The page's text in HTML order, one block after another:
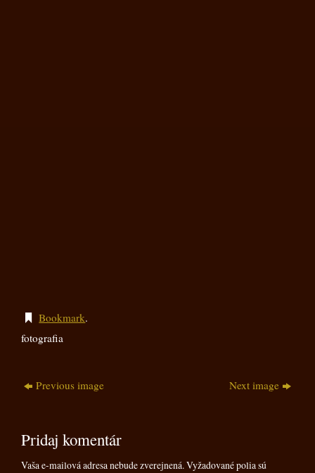
Bookmark.
fotografia
Previous image Next image
Pridaj komentár
Vaša e-mailová adresa nebude zverejnená.Vyžadované polia sú